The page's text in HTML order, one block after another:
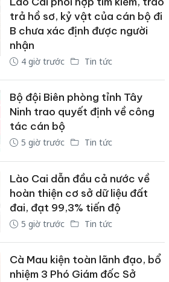
trả hồ sơ, kỷ vật của cán bộ đi
B chưa xác định được người
nhận
4 giờ trước Tin tức
Bộ đội Biên phòng tỉnh Tây
Ninh trao quyết định về công
tác cán bộ
5 giờ trước Tin tức
Lào Cai dẫn đầu cả nước về
hoàn thiện cơ sở dữ liệu đất
đai, đạt 99,3% tiến độ
5 giờ trước Tin tức
Cà Mau kiện toàn lãnh đạo, bổ
nhiệm 3 Phó Giám đốc Sở